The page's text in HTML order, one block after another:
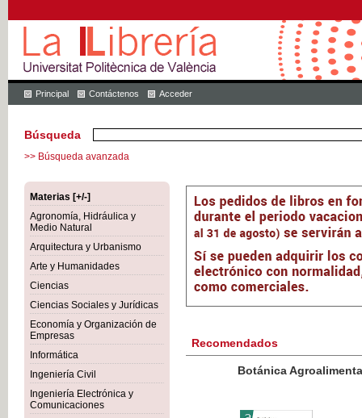
Principal Contáctenos Acceder
Búsqueda
>> Búsqueda avanzada
Materias [+/-]
Agronomía, Hidráulica y
Medio Natural
Arquitectura y Urbanismo
Arte y Humanidades
Ciencias
Ciencias Sociales y Jurídicas
Economía y Organización de
Empresas
Informática
Ingeniería Civil
Ingeniería Electrónica y
Comunicaciones
Recomendados
Botánica Agroalimentaria